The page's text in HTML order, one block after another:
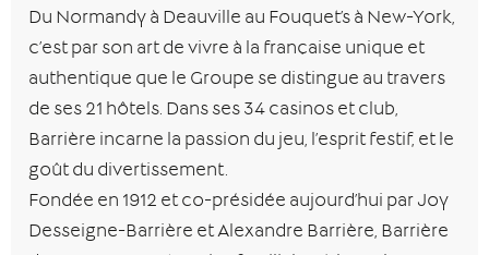
Du Normandy à Deauville au Fouquet’s à New-York,
c’est par son art de vivre à la française unique et
authentique que le Groupe se distingue au travers
de ses 21 hôtels. Dans ses 34 casinos et club,
Barrière incarne la passion du jeu, l’esprit festif, et le
goût du divertissement.
Fondée en 1912 et co-présidée aujourd’hui par Joy
Desseigne-Barrière et Alexandre Barrière, Barrière